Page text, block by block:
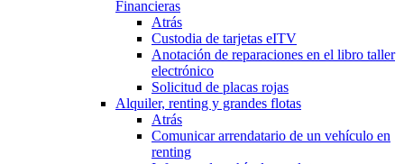
Financieras
Atrás
Custodia de tarjetas eITV
Anotación de reparaciones en el libro taller
electrónico
Solicitud de placas rojas
Alquiler, renting y grandes flotas
Atrás
Comunicar arrendatario de un vehículo en
renting